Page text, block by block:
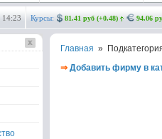
14:23 Курсы: 81.41 руб (+0.48) 94.06
Главная »
⇒ Добавить фирму в